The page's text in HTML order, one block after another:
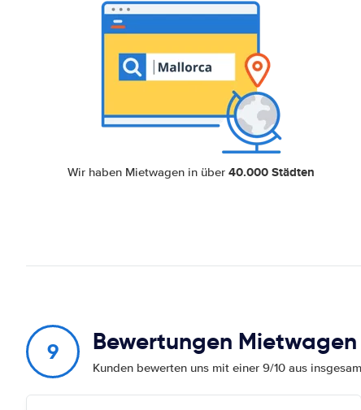
Wir haben Mietwagen in über40.000 Städten
9 Bewertungen Mietwagen
Kunden bewerten uns mit einer 9/10 aus